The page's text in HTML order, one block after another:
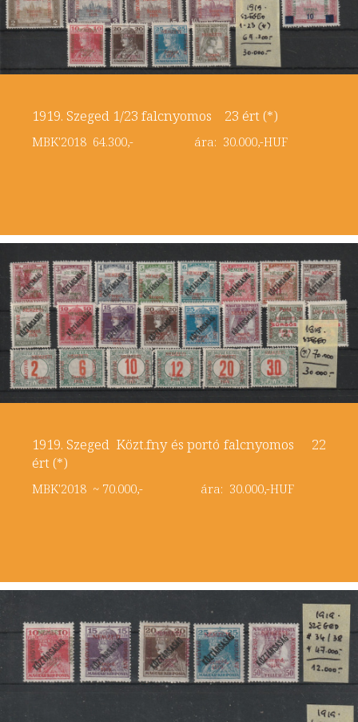
1919. Szeged 1/23 falcnyomos 23 ért (*)
MBK'2018 64.300,- ára: 30.000,-HUF
1919. Szeged Közt.fny és portó falcnyomos 22
ért (*)
MBK'2018 ~ 70.000,- ára: 30.000,-HUF